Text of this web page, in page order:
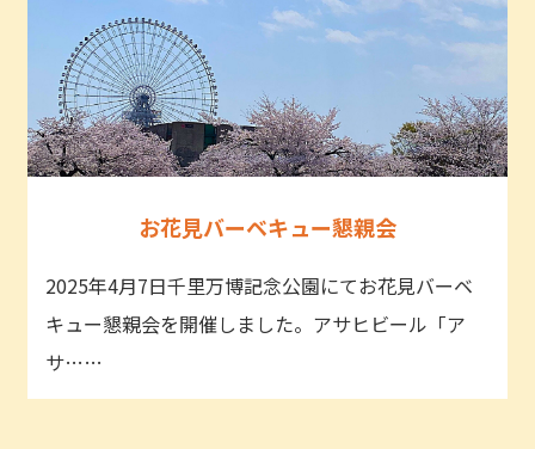
お花見バーベキュー懇親会
2025年4月7日千里万博記念公園にてお花見バーベ
キュー懇親会を開催しました。アサヒビール「ア
サ……